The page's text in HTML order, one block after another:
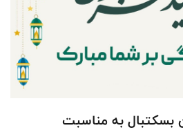
بسکتبال به مناسبت